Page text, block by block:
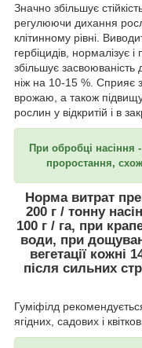
Значно збільшує
регулюючи дихання
клітинному рівні.
гербіцидів, нормалізує
збільшує
ніж на 10-15 %. Сприяє
врожаю, а також
рослин у відкритій і в
При обробці насіння
проростання,
Норма витрат
200 г / тонну
100 г / га, при
води, при
вегетації кожні
після сильних
Гуміфілд
ягідних, садових і